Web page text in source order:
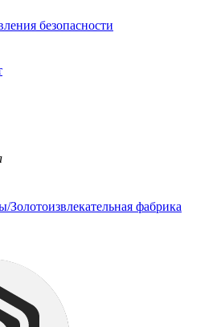
безопасности
Золотоизвлекательная фабрика